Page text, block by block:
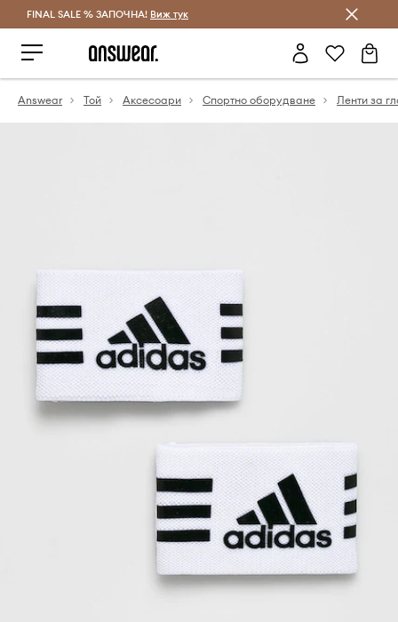
Спестявай с Answear Club
FINAL SALE % ЗАПОЧНА! Виж тук
Answear Той Аксесоари Спортно оборудване Ленти за